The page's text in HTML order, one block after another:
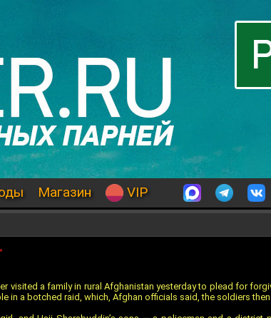
Магазин VIP
visited a family in rural Afghanistan yesterday to plead for
in a botched raid, which, Afghan officials said, the soldiers